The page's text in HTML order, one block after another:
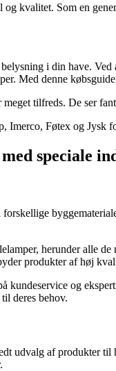
kvalitet. Som en
i din have.
Med denne
tilfreds. De ser
Imerco, Føtex og Jysk
speciale
herunder alle
produkter af høj
kundeservice og
deres behov.
udvalg af produkter